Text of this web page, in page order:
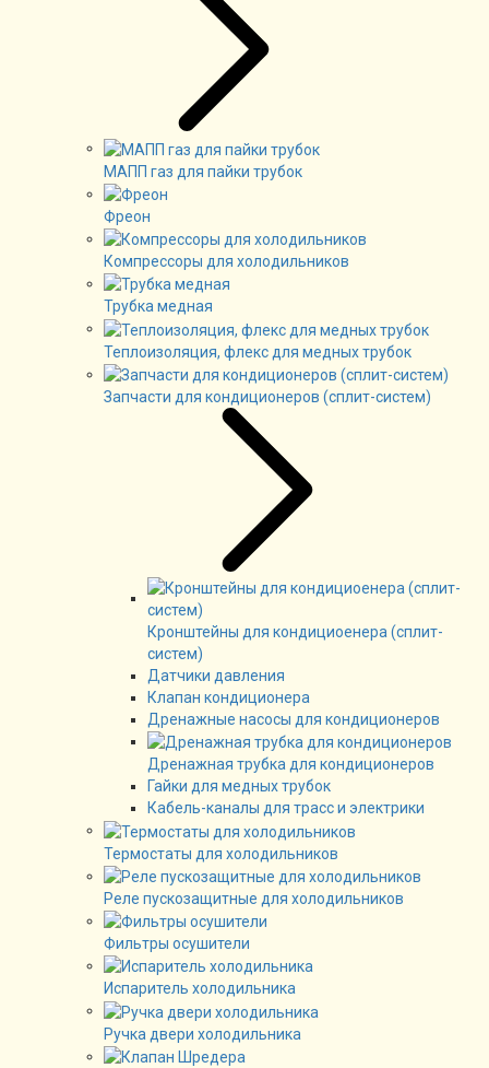
МАПП газ для пайки трубок
Фреон
Компрессоры для холодильников
Трубка медная
Теплоизоляция, флекс для медных трубок
Запчасти для кондиционеров (сплит-систем)
Кронштейны для кондициоенера (сплит-
систем)
Датчики давления
Клапан кондиционера
Дренажные насосы для кондиционеров
Дренажная трубка для кондиционеров
Гайки для медных трубок
Кабель-каналы для трасс и электрики
Термостаты для холодильников
Реле пускозащитные для холодильников
Фильтры осушители
Испаритель холодильника
Ручка двери холодильника